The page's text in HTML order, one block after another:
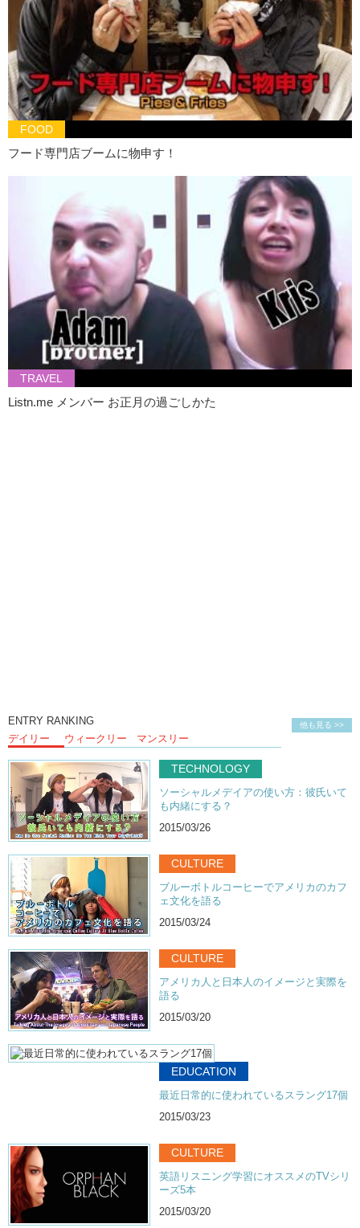
FOOD
フード専門店ブームに物申す！
TRAVEL
Listn.me メンバー お正月の過ごしかた
他も見る >>
ENTRY RANKING
デイリー
ウィークリー マンスリー
TECHNOLOGY
ソーシャルメデイアの使い方：彼氏いて
も内緒にする？
2015/03/26
CULTURE
ブルーボトルコーヒーでアメリカのカフ
ェ文化を語る
2015/03/24
CULTURE
アメリカ人と日本人のイメージと実際を
語る
2015/03/20
EDUCATION
最近日常的に使われているスラング17個
2015/03/23
CULTURE
英語リスニング学習にオススメのTVシリ
ーズ5本
2015/03/20